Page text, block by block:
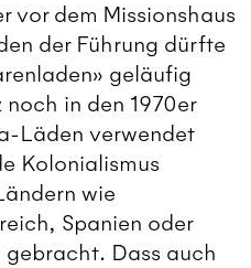
vor dem Missionshaus
der Führung dürfte
geläufig
noch in den 1970er
Läden verwendet
Kolonialismus
wie
Spanien oder
Dass auch